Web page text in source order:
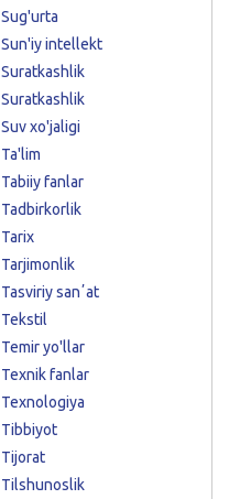
Sug'urta
Sun'iy intellekt
Suratkashlik
Suratkashlik
Suv xo'jaligi
Ta'lim
Tabiiy fanlar
Tadbirkorlik
Tarix
Tarjimonlik
Tasviriy sanʼat
Tekstil
Temir yo'llar
Texnik fanlar
Texnologiya
Tibbiyot
Tijorat
Tilshunoslik